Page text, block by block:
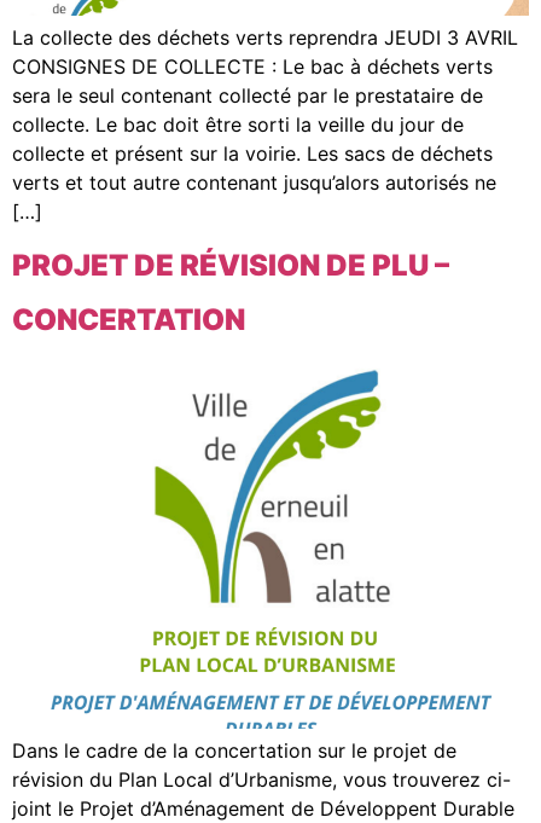
La collecte des déchets verts reprendra JEUDI 3 AVRIL
CONSIGNES DE COLLECTE : Le bac à déchets verts
sera le seul contenant collecté par le prestataire de
collecte. Le bac doit être sorti la veille du jour de
collecte et présent sur la voirie. Les sacs de déchets
verts et tout autre contenant jusqu’alors autorisés ne
[…]
PROJET DE RÉVISION DE PLU –
CONCERTATION
Dans le cadre de la concertation sur le projet de
révision du Plan Local d’Urbanisme, vous trouverez ci-
joint le Projet d’Aménagement de Développent Durable